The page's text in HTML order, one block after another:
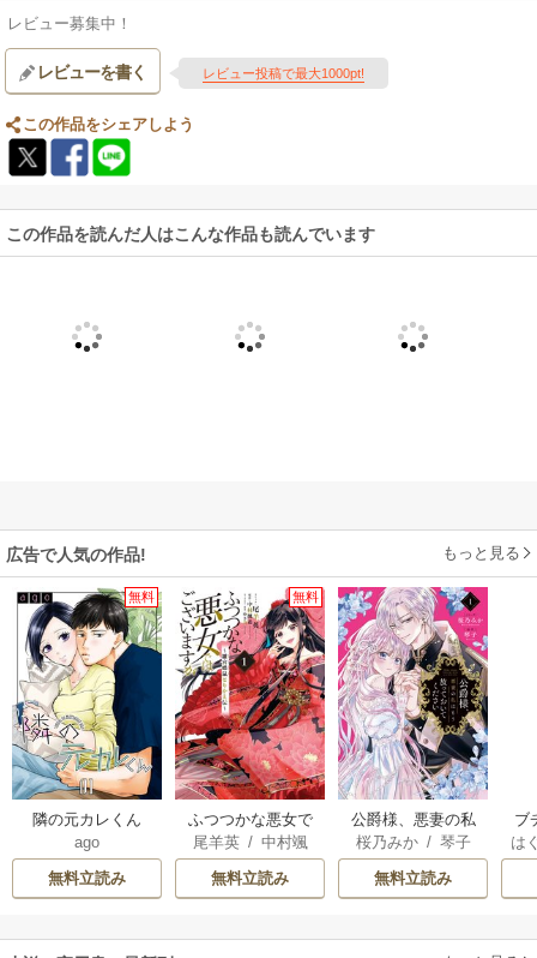
レビュー募集中！
レビューを書く レビュー投稿で最大1000pt!
この作品をシェアしよう
この作品を読んだ人はこんな作品も読んでいます
広告で人気の作品! もっと見る
無料
隣の元カレくん
ago
無料立読み
無料
ふつつかな悪女で
はございますが ～
雛宮蝶鼠とりかえ
伝～
尾羊英/ 中村颯
希
/ ゆき哉
無料立読み
公爵様、悪妻の私
はもう放っておい
てください
桜乃みか/ 琴子
無料立読み
ブ
復
は